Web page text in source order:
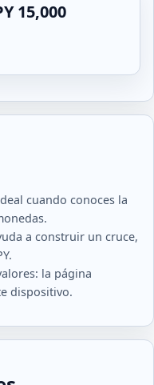
15,000
cuando conoces la
a construir un cruce,
la página
dispositivo.